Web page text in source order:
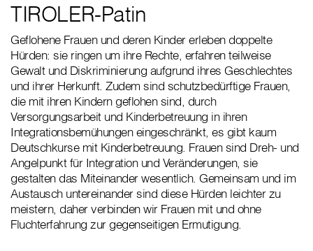
TIROLER-Patin
Geflohene Frauen und deren Kinder erleben doppelte
Hürden: sie ringen um ihre Rechte, erfahren teilweise
Gewalt und Diskriminierung aufgrund ihres Geschlechtes
und ihrer Herkunft. Zudem sind schutzbedürftige Frauen,
die mit ihren Kindern geflohen sind, durch
Versorgungsarbeit und Kinderbetreuung in ihren
Integrationsbemühungen eingeschränkt, es gibt kaum
Deutschkurse mit Kinderbetreuung. Frauen sind Dreh- und
Angelpunkt für Integration und Veränderungen, sie
gestalten das Miteinander wesentlich. Gemeinsam und im
Austausch untereinander sind diese Hürden leichter zu
meistern, daher verbinden wir Frauen mit und ohne
Fluchterfahrung zur gegenseitigen Ermutigung.